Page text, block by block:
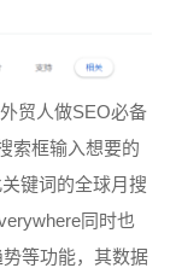
外贸人做SEO必备
索框输入想要的
键词的全球月搜
同时也
等功能，其数据